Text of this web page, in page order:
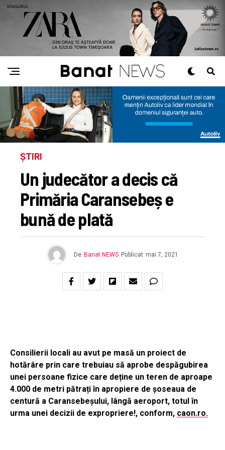
ȘTIRI
Un judecător a decis că
Primăria Caransebeș e
bună de plată
De Banat NEWS Publicat mai 7, 2021
Consilierii locali au avut pe masă un proiect de
hotărâre prin care trebuiau să aprobe despăgubirea
unei persoane fizice care deține un teren de aproape
4.000 de metri pătrați în apropiere de șoseaua de
centură a Caransebeșului, lângă aeroport, totul în
urma unei decizii de expropriere!, conform, caon.ro.